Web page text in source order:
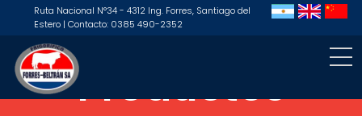
Ruta Nacional N°34 - 4312 Ing. Forres, Santiago del
Estero | Contacto: 0385 490-2352
Productos